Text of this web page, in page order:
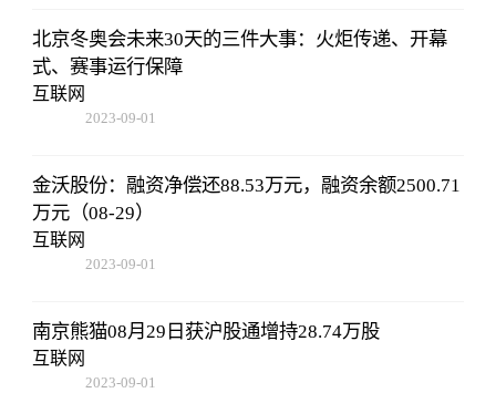
北京冬奥会未来30天的三件大事：火炬传递、开幕
式、赛事运行保障
互联网
2023-09-01
金沃股份：融资净偿还88.53万元，融资余额2500.71
万元（08-29）
互联网
2023-09-01
南京熊猫08月29日获沪股通增持28.74万股
互联网
2023-09-01